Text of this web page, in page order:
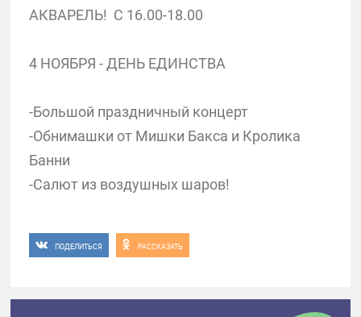
АКВАРЕЛЬ! С 16.00-18.00
4 НОЯБРЯ - ДЕНЬ ЕДИНСТВА
-Большой праздничный концерт
-Обнимашки от Мишки Бакса и Кролика
Банни
-Салют из воздушных шаров!
ПОДЕЛИТЬСЯ РАССКАЗАТЬ